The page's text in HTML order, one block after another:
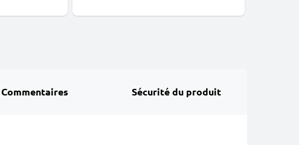
Commentaires Sécurité du produit